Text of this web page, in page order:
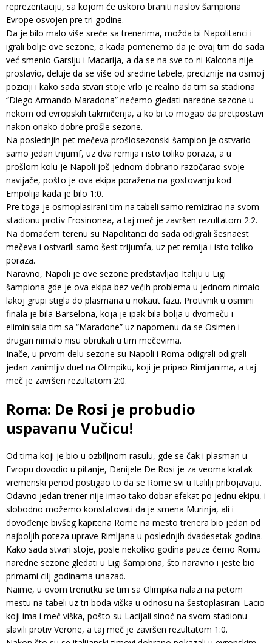
reprezentaciju, sa kojom će uskoro braniti naslov šampiona
Evrope osvojen pre tri godine.
Da je bilo malo više sreće sa trenerima, možda bi Napolitanci i
igrali bolje ove sezone, a kada pomenemo da je ovaj tim do sada
već smenio Garsiju i Macarija, a da se na sve to ni Kalcona nije
proslavio, deluje da se više od sredine tabele, preciznije na osmoj
poziciji i kako sada stvari stoje vrlo je realno da tim sa stadiona
“Diego Armando Maradona” nećemo gledati naredne sezone u
nekom od evropskih takmičenja, a ko bi to mogao da pretpostavi
nakon onako dobre prošle sezone.
Na poslednjih pet mečeva prošlosezonski šampion je ostvario
samo jedan trijumf, uz dva remija i isto toliko poraza, a u
prošlom kolu je Napoli još jednom dobrano razočarao svoje
navijače, pošto je ova ekipa poražena na gostovanju kod
Empolija kada je bilo 1:0.
Pre toga je osmoplasirani tim na tabeli samo remizirao na svom
stadionu protiv Frosinonea, a taj meč je završen rezultatom 2:2.
Na domaćem terenu su Napolitanci do sada odigrali šesnaest
mečeva i ostvarili samo šest trijumfa, uz pet remija i isto toliko
poraza.
Naravno, Napoli je ove sezone predstavljao Italiju u Ligi
šampiona gde je ova ekipa bez većih problema u jednom nimalo
lakoj grupi stigla do plasmana u nokaut fazu. Protivnik u osmini
finala je bila Barselona, koja je ipak bila bolja u dvomeču i
eliminisala tim sa “Maradone” uz napomenu da se Osimen i
drugari nimalo nisu obrukali u tim mečevima.
Inače, u prvom delu sezone su Napoli i Roma odigrali odigrali
jedan zanimljiv duel na Olimpiku, koji je pripao Rimljanima, a taj
meč je završen rezultatom 2:0.
Roma: De Rosi je probudio
uspavanu Vučicu!
Od tima koji je bio u ozbiljnom rasulu, gde se čak i plasman u
Evropu dovodio u pitanje, Danijele De Rosi je za veoma kratak
vremenski period postigao to da se Rome svi u Italilji pribojavaju.
Odavno jedan trener nije imao tako dobar efekat po jednu ekipu, i
slobodno možemo konstatovati da je smena Murinja, ali i
dovođenje bivšeg kapitena Rome na mesto trenera bio jedan od
najboljih poteza uprave Rimljana u poslednjih dvadesetak godina.
Kako sada stvari stoje, posle nekoliko godina pauze ćemo Romu
naredne sezone gledati u Ligi šampiona, što naravno i jeste bio
primarni cilj godinama unazad.
Naime, u ovom trenutku se tim sa Olimpika nalazi na petom
mestu na tabeli uz tri boda viška u odnosu na šestoplasirani Lacio
koji ima i meč viška, pošto su Lacijali sinoć na svom stadionu
slavili protiv Verone, a taj meč je završen rezultatom 1:0.